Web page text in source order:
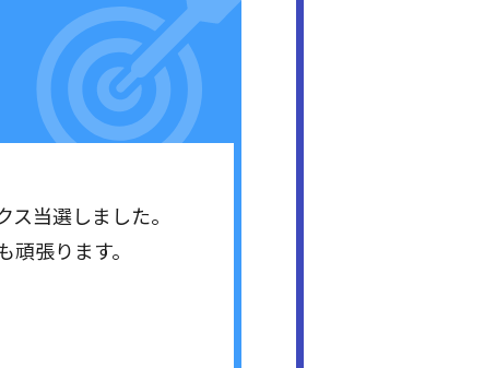
当選しました。
張ります。